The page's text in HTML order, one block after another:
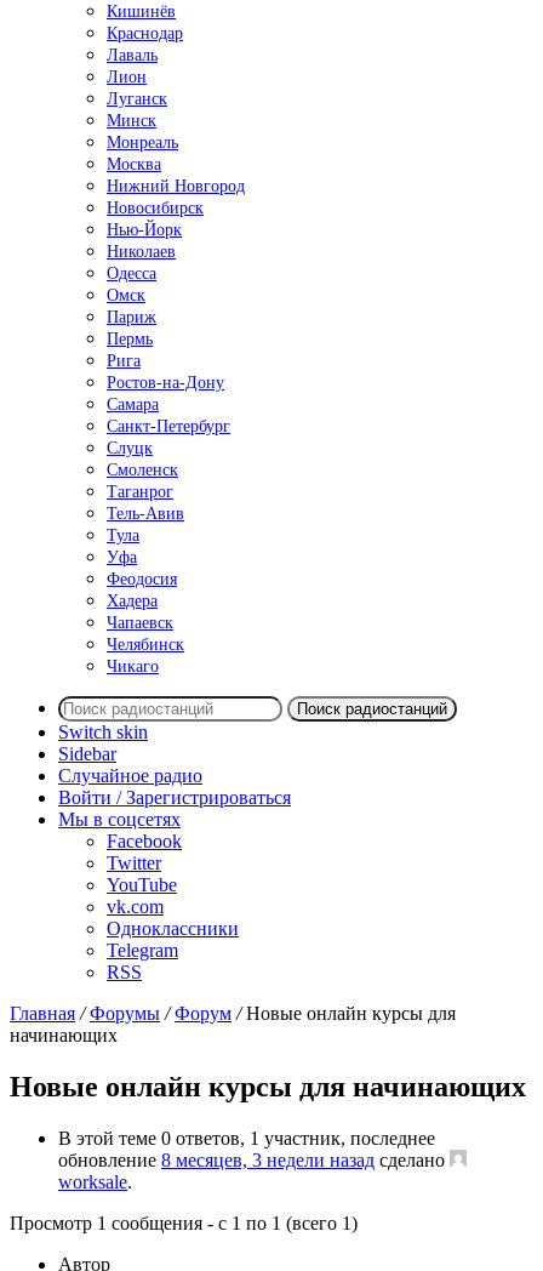
Кишинёв
Краснодар
Лаваль
Лион
Луганск
Минск
Монреаль
Москва
Нижний Новгород
Новосибирск
Нью-Йорк
Николаев
Одесса
Омск
Париж
Пермь
Рига
Ростов-на-Дону
Самара
Санкт-Петербург
Слуцк
Смоленск
Таганрог
Тель-Авив
Тула
Уфа
Феодосия
Хадера
Чапаевск
Челябинск
Чикаго
Поиск радиостанций
Switch skin
Sidebar
Случайное радио
Войти / Зарегистрироваться
Мы в соцсетях
Facebook
Twitter
YouTube
vk.com
Одноклассники
Telegram
RSS
Главная / Форумы / Форум / Новые онлайн курсы для
начинающих
Новые онлайн курсы для начинающих
В этой теме 0 ответов, 1 участник, последнее
обновление 8 месяцев, 3 недели назад сделано
worksale.
Просмотр 1 сообщения - с 1 по 1 (всего 1)
Автор